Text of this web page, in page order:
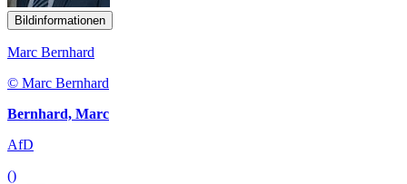
Bildinformationen
Marc Bernhard
© Marc Bernhard
Bernhard, Marc
AfD
()